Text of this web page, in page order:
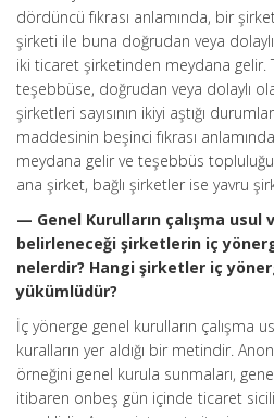
dördüncü fıkrası anlamında, bir
şirketi ile buna doğrudan veya
iki ticaret şirketinden meydana
teşebbüse, doğrudan veya dolaylı
şirketleri sayısının ikiyi aştığı
maddesinin beşinci fıkrası
meydana gelir ve teşebbüs
ana şirket, bağlı şirketler ise yavru
— Genel Kurulların çalışma usul
belirleneceği şirketlerin iç
nelerdir? Hangi şirketler iç
yükümlüdür?
İç yönerge genel kurulların çalışma
kuralların yer aldığı bir metindir.
örneğini genel kurula sunmaları,
itibaren onbeş gün içinde ticaret